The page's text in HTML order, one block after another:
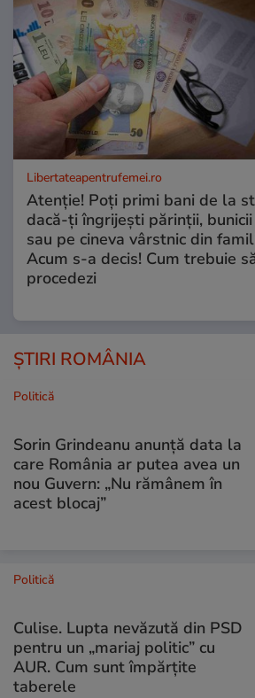
Libertateapentrufemei.ro
Atenție! Poți primi bani de la
dacă-ți îngrijești părinții, bunicii
sau pe cineva vârstnic din
Acum s-a decis! Cum trebuie
procedezi
ȘTIRI ROMÂNIA
Politică
Sorin Grindeanu anunță data la
care România ar putea avea un
nou Guvern: „Nu rămânem în
acest blocaj”
Politică
Culise. Lupta nevăzută din PSD
pentru un „mariaj politic” cu
AUR. Cum sunt împărțite
taberele